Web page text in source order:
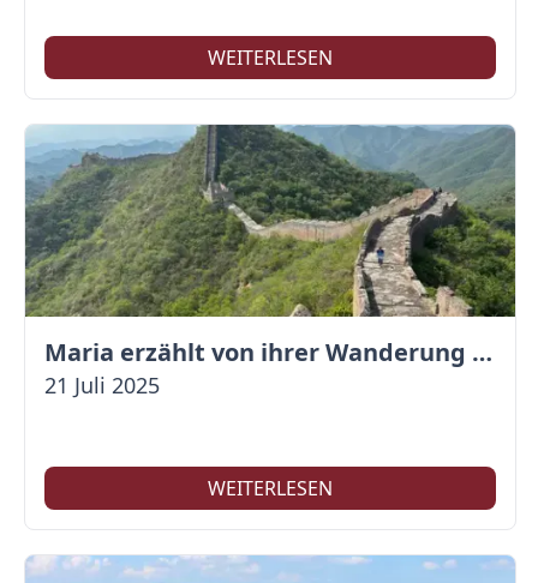
WEITERLESEN
Maria erzählt von ihrer Wanderung auf der Großen Mauer
21 Juli 2025
WEITERLESEN